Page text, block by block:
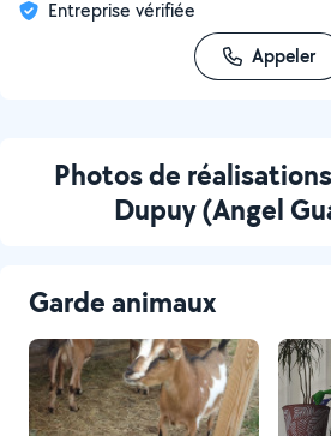
Entreprise vérifiée
Appeler
Photos de
Dupuy (Angel
Garde animaux